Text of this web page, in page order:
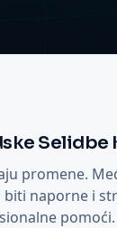
promene.
naporne i